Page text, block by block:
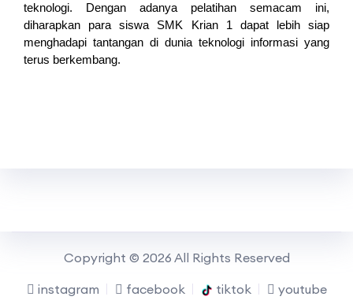
teknologi. Dengan adanya pelatihan semacam ini,
diharapkan para siswa SMK Krian 1 dapat lebih siap
menghadapi tantangan di dunia teknologi informasi yang
terus berkembang.
Copyright © 2026 All Rights Reserved
instagram
facebook tiktok youtube